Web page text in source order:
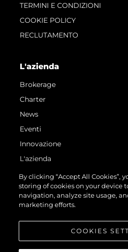
TERMINI E CONDIZIONI
COOKIE POLICY
RECLUTAMENTO
L'azienda
Brokerage
Charter
News
Eventi
Innovazione
L'azienda
Il Team
Lifestyle
Heritage
By clicking “Accept All Cookies”,
storing of cookies on your device
navigation, analyze site usage,
marketing efforts.
COOKIES